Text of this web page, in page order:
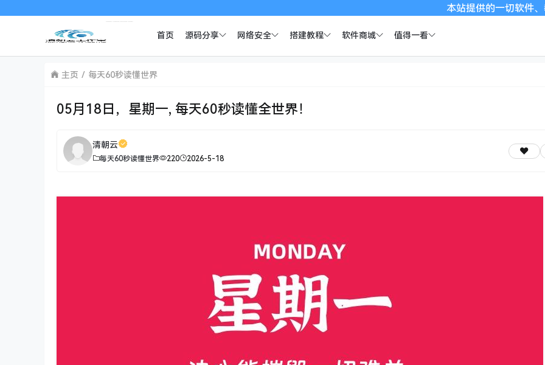
本站提供的一切软件、教程和内
首页 源码分享 网络安全 搭建教程 软件商城 值得一看
主页 每天60秒读懂世界
05月18日，星期一, 每天60秒读懂全世界！
清朝云
每天60秒读懂世界 220 2026-5-18